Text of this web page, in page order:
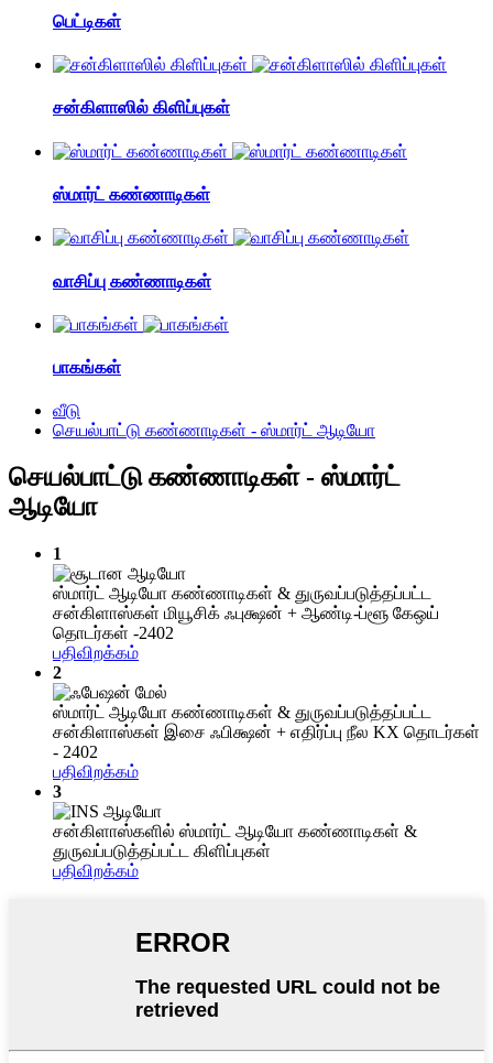
பெட்டிகள்
சன்கிளாஸில் கிளிப்புகள்
ஸ்மார்ட் கண்ணாடிகள்
வாசிப்பு கண்ணாடிகள்
பாகங்கள்
வீடு
செயல்பாட்டு கண்ணாடிகள் - ஸ்மார்ட் ஆடியோ
செயல்பாட்டு கண்ணாடிகள் - ஸ்மார்ட்
ஆடியோ
1
ஸ்மார்ட் ஆடியோ கண்ணாடிகள் & துருவப்படுத்தப்பட்ட
சன்கிளாஸ்கள் மியூசிக் ஃபுக்ஷன் + ஆண்டி-ப்ளூ கேஒய்
தொடர்கள் -2402
பதிவிறக்கம்
2
ஸ்மார்ட் ஆடியோ கண்ணாடிகள் & துருவப்படுத்தப்பட்ட
சன்கிளாஸ்கள் இசை ஃபிக்ஷன் + எதிர்ப்பு நீல KX தொடர்கள்
- 2402
பதிவிறக்கம்
3
சன்கிளாஸ்களில் ஸ்மார்ட் ஆடியோ கண்ணாடிகள் &
துருவப்படுத்தப்பட்ட கிளிப்புகள்
பதிவிறக்கம்